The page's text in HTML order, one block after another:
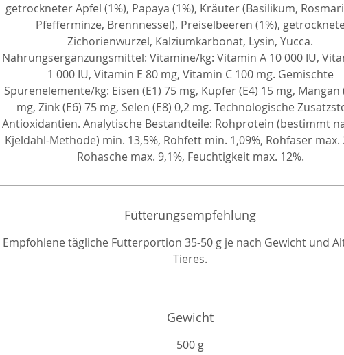
getrockneter Apfel (1%), Papaya (1%), Kräuter (Basilikum,
Pfefferminze, Brennnessel), Preiselbeeren (1%), getrocknete
Zichorienwurzel, Kalziumkarbonat, Lysin, Yucca.
Nahrungsergänzungsmittel: Vitamine/kg: Vitamin A 10 000 IU,
1 000 IU, Vitamin E 80 mg, Vitamin C 100 mg. Gemischte
Spurenelemente/kg: Eisen (E1) 75 mg, Kupfer (E4) 15 mg, Mangan
mg, Zink (E6) 75 mg, Selen (E8) 0,2 mg. Technologische
Antioxidantien. Analytische Bestandteile: Rohprotein (bestimmt
Kjeldahl-Methode) min. 13,5%, Rohfett min. 1,09%, Rohfaser max.
Rohasche max. 9,1%, Feuchtigkeit max. 12%.
Fütterungsempfehlung
Empfohlene tägliche Futterportion 35-50 g je nach Gewicht und
Tieres.
Gewicht
500 g